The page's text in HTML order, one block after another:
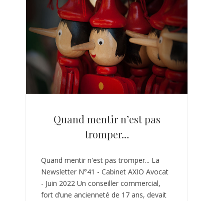
Quand mentir n’est pas
tromper…
Quand mentir n'est pas tromper... La
Newsletter N°41 - Cabinet AXIO Avocat
- Juin 2022 Un conseiller commercial,
fort d’une ancienneté de 17 ans, devait